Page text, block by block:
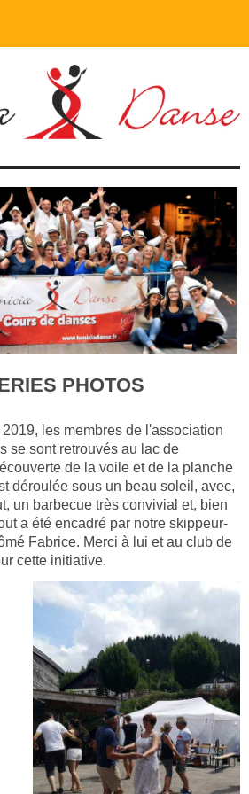
PHOTOS
les membres de l'association
se sont retrouvés au lac de
de la voile et de la planche
déroulée sous un beau soleil, avec,
un barbecue très convivial et, bien
a été encadré par notre skippeur-
Fabrice. Merci à lui et au club de
cette initiative.